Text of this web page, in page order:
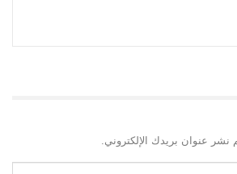
نشر عنوان بريدك الإلكتروني.